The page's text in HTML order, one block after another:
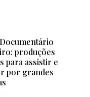
produções
para assistir e
por grandes